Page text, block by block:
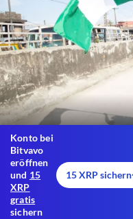
Konto bei
Bitvavo
eröffnen
und 15
XRP
gratis
sichern
15 XRP sichern